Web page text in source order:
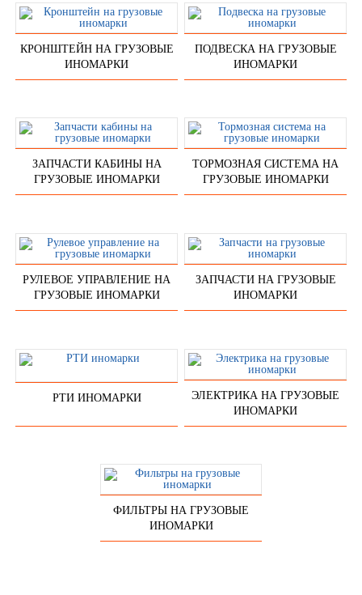
КРОНШТЕЙН НА ГРУЗОВЫЕ
ИНОМАРКИ
ПОДВЕСКА НА ГРУЗОВЫЕ
ИНОМАРКИ
ЗАПЧАСТИ КАБИНЫ НА
ГРУЗОВЫЕ ИНОМАРКИ
ТОРМОЗНАЯ СИСТЕМА НА
ГРУЗОВЫЕ ИНОМАРКИ
РУЛЕВОЕ УПРАВЛЕНИЕ НА
ГРУЗОВЫЕ ИНОМАРКИ
ЗАПЧАСТИ НА ГРУЗОВЫЕ
ИНОМАРКИ
РТИ ИНОМАРКИ
ЭЛЕКТРИКА НА ГРУЗОВЫЕ
ИНОМАРКИ
ФИЛЬТРЫ НА ГРУЗОВЫЕ
ИНОМАРКИ